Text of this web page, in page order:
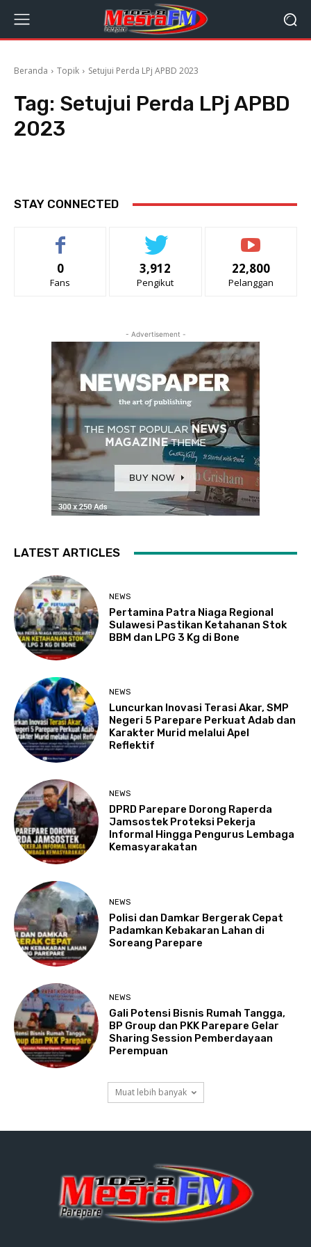
Beranda Topik Setujui Perda LPj APBD 2023
Tag: Setujui Perda LPj APBD
2023
STAY CONNECTED
0
Fans
3,912
Pengikut
22,800
Pelanggan
- Advertisement -
LATEST ARTICLES
NEWS
Pertamina Patra Niaga Regional
Sulawesi Pastikan Ketahanan Stok
BBM dan LPG 3 Kg di Bone
NEWS
Luncurkan Inovasi Terasi Akar, SMP
Negeri 5 Parepare Perkuat Adab dan
Karakter Murid melalui Apel
Reflektif
NEWS
DPRD Parepare Dorong Raperda
Jamsostek Proteksi Pekerja
Informal Hingga Pengurus Lembaga
Kemasyarakatan
NEWS
Polisi dan Damkar Bergerak Cepat
Padamkan Kebakaran Lahan di
Soreang Parepare
NEWS
Gali Potensi Bisnis Rumah Tangga,
BP Group dan PKK Parepare Gelar
Sharing Session Pemberdayaan
Perempuan
Muat lebih banyak